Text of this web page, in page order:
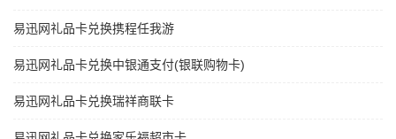
易迅网礼品卡兑换携程任我游
易迅网礼品卡兑换中银通支付(银联购物卡)
易迅网礼品卡兑换瑞祥商联卡